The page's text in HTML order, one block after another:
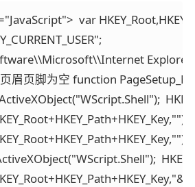
var
眉页脚为空 function